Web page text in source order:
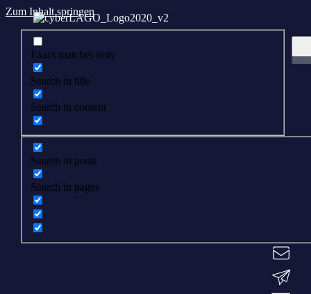
Zum Inhalt springen
Exact matches only
Search in title
Search in content
Search in posts
Search in pages